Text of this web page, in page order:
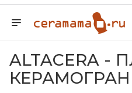
ALTACERA -